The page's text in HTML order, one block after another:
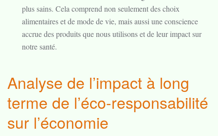
plus sains. Cela comprend non seulement des choix
alimentaires et de mode de vie, mais aussi une conscience
accrue des produits que nous utilisons et de leur impact sur
notre santé.
Analyse de l’impact à long
terme de l’éco-responsabilité
sur l’économie